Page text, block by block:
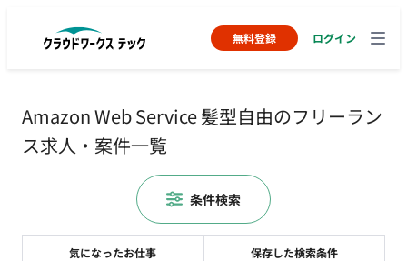
無料登録 ログイン
Amazon Web Service 髪型自由のフリーラン
ス求人・案件一覧
気になったお仕事 保存した検索条件
条件検索